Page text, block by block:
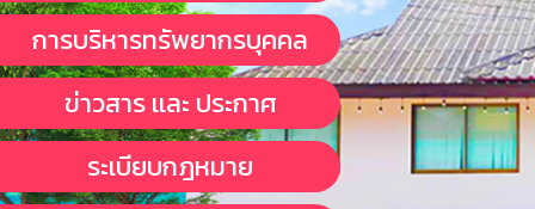
การบริหารทรัพยากรบุคคล
ข่าวสาร เเละ ประกาศ
ระเบียบกฎหมาย